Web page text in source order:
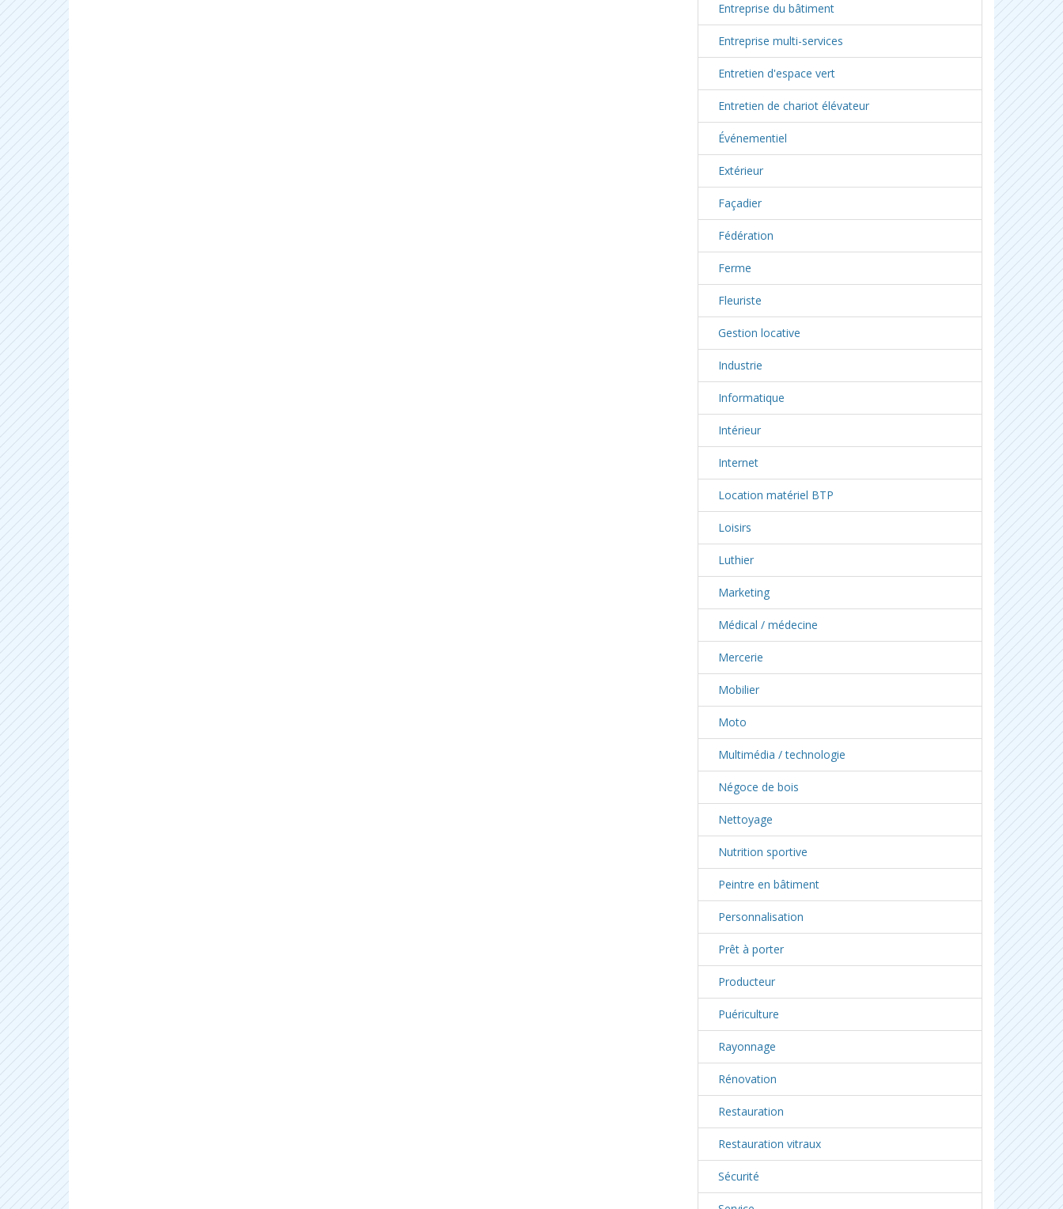
Entreprise du bâtiment
Entreprise multi-services
Entretien d'espace vert
Entretien de chariot élévateur
Événementiel
Extérieur
Façadier
Fédération
Ferme
Fleuriste
Gestion locative
Industrie
Informatique
Intérieur
Internet
Location matériel BTP
Loisirs
Luthier
Marketing
Médical / médecine
Mercerie
Mobilier
Moto
Multimédia / technologie
Négoce de bois
Nettoyage
Nutrition sportive
Peintre en bâtiment
Personnalisation
Prêt à porter
Producteur
Puériculture
Rayonnage
Rénovation
Restauration
Restauration vitraux
Sécurité